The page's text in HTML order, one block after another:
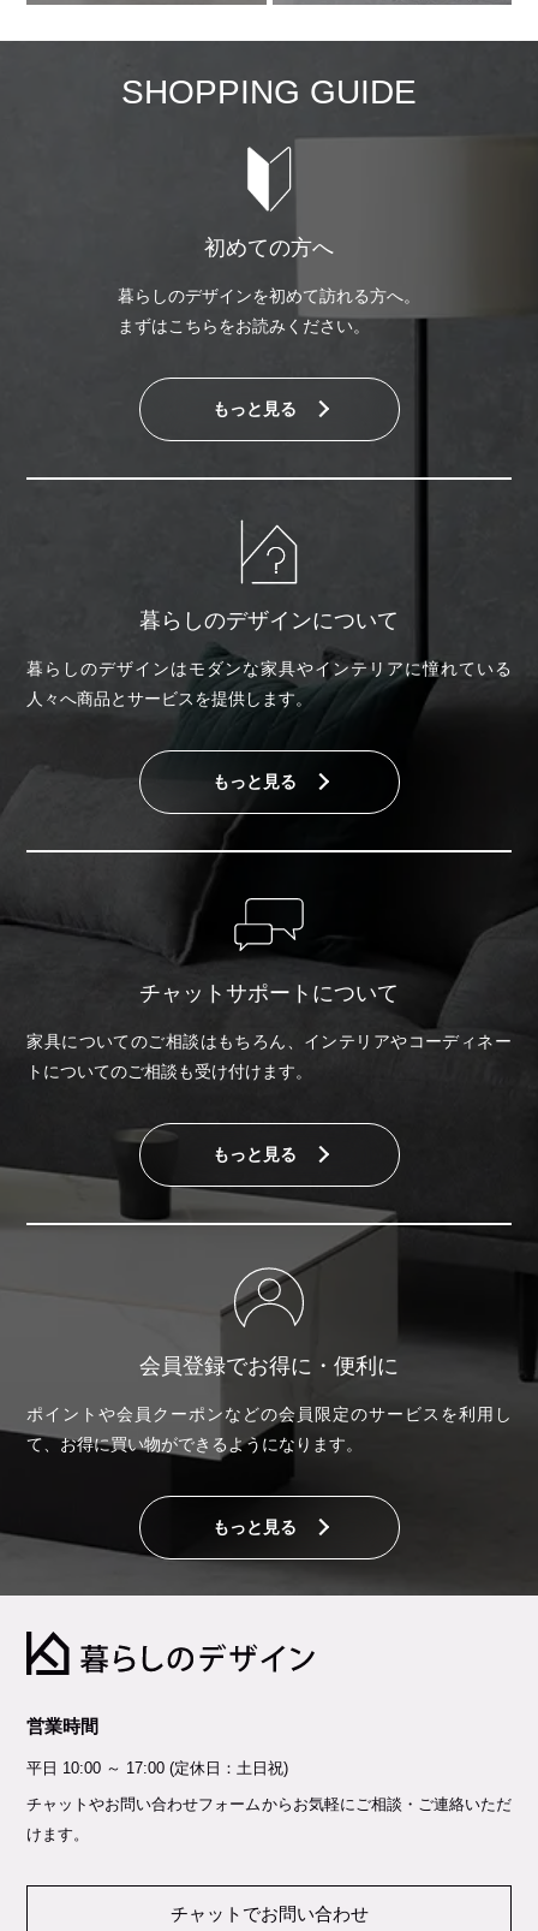
SHOPPING GUIDE
初めての方へ
暮らしのデザインを初めて訪れる方へ。
まずはこちらをお読みください。
もっと見る
暮らしのデザインについて
暮らしのデザインはモダンな家具やインテリアに憧れている
人々へ商品とサービスを提供します。
もっと見る
チャットサポートについて
家具についてのご相談はもちろん、インテリアやコーディネー
トについてのご相談も受け付けます。
もっと見る
会員登録でお得に・便利に
ポイントや会員クーポンなどの会員限定のサービスを利用し
て、お得に買い物ができるようになります。
もっと見る
営業時間
平日 10:00 ～ 17:00 (定休日：土日祝)
チャットやお問い合わせフォームからお気軽にご相談・ご連絡いただ
けます。
チャットでお問い合わせ